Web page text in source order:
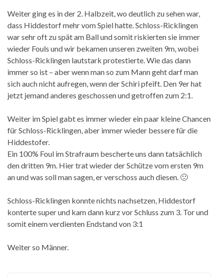
Weiter ging es in der 2. Halbzeit, wo deutlich zu sehen war,
dass Hiddestorf mehr vom Spiel hatte. Schloss-Ricklingen
war sehr oft zu spät am Ball und somit riskierten sie immer
wieder Fouls und wir bekamen unseren zweiten 9m, wobei
Schloss-Ricklingen lautstark protestierte. Wie das dann
immer so ist – aber wenn man so zum Mann geht darf man
sich auch nicht aufregen, wenn der Schiri pfeift. Den 9er hat
jetzt jemand anderes geschossen und getroffen zum 2:1.
Weiter im Spiel gabt es immer wieder ein paar kleine Chancen
für Schloss-Ricklingen, aber immer wieder bessere für die
Hiddestofer.
Ein 100% Foul im Strafraum bescherte uns dann tatsächlich
den dritten 9m. Hier trat wieder der Schütze vom ersten 9m
an und was soll man sagen, er verschoss auch diesen. 🙁
Schloss-Ricklingen konnte nichts nachsetzen, Hiddestorf
konterte super und kam dann kurz vor Schluss zum 3. Tor und
somit einem verdienten Endstand von 3:1
Weiter so Männer.